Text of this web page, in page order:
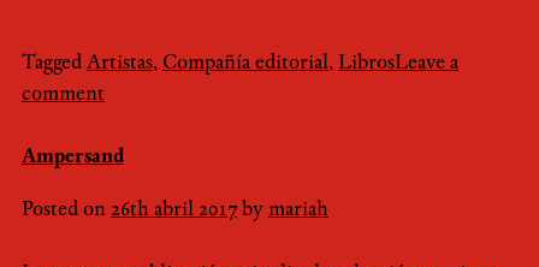
Tagged Artistas, Compañía editorial, LibrosLeave a
comment
Ampersand
Posted on 26th abril 2017by mariah